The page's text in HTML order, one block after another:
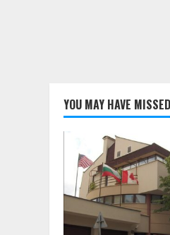
YOU MAY HAVE MISSED